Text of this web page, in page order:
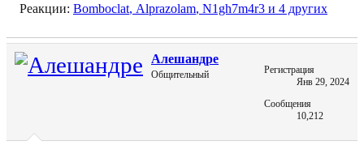
Реакции: Bomboclat, Alprazolam, N1gh7m4r3 и 4 других
Алешандре
Общительный
Регистрация
Янв 29, 2024
Сообщения
10,212